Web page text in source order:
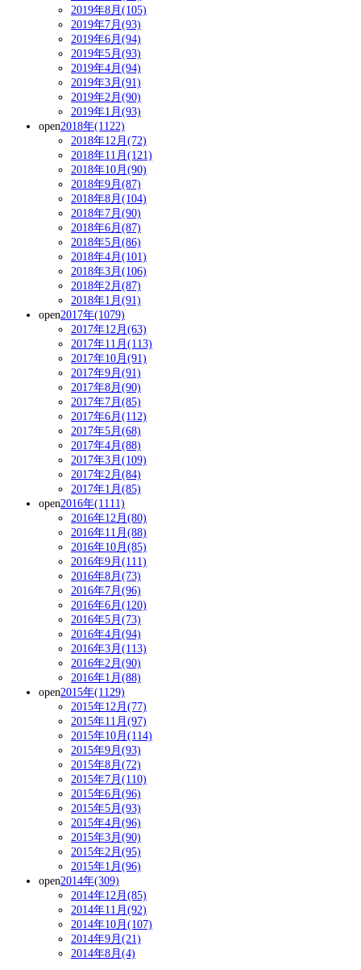
2019年8月(105)
2019年7月(93)
2019年6月(94)
2019年5月(93)
2019年4月(94)
2019年3月(91)
2019年2月(90)
2019年1月(93)
open2018年(1122)
2018年12月(72)
2018年11月(121)
2018年10月(90)
2018年9月(87)
2018年8月(104)
2018年7月(90)
2018年6月(87)
2018年5月(86)
2018年4月(101)
2018年3月(106)
2018年2月(87)
2018年1月(91)
open2017年(1079)
2017年12月(63)
2017年11月(113)
2017年10月(91)
2017年9月(91)
2017年8月(90)
2017年7月(85)
2017年6月(112)
2017年5月(68)
2017年4月(88)
2017年3月(109)
2017年2月(84)
2017年1月(85)
open2016年(1111)
2016年12月(80)
2016年11月(88)
2016年10月(85)
2016年9月(111)
2016年8月(73)
2016年7月(96)
2016年6月(120)
2016年5月(73)
2016年4月(94)
2016年3月(113)
2016年2月(90)
2016年1月(88)
open2015年(1129)
2015年12月(77)
2015年11月(97)
2015年10月(114)
2015年9月(93)
2015年8月(72)
2015年7月(110)
2015年6月(96)
2015年5月(93)
2015年4月(96)
2015年3月(90)
2015年2月(95)
2015年1月(96)
open2014年(309)
2014年12月(85)
2014年11月(92)
2014年10月(107)
2014年9月(21)
2014年8月(4)